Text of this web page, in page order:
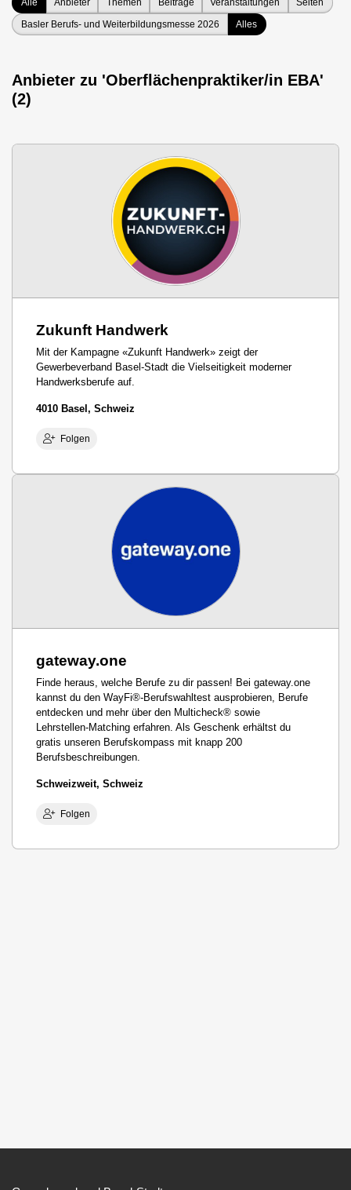
Alle Anbieter Themen Beiträge Veranstaltungen
Seiten
Basler Berufs- und Weiterbildungsmesse 2026
Alles
Anbieter zu 'Oberflächenpraktiker/in EBA'
(2)
Zukunft Handwerk
Mit der Kampagne «Zukunft Handwerk» zeigt der
Gewerbeverband Basel-Stadt die Vielseitigkeit moderner
Handwerksberufe auf.
4010 Basel, Schweiz
Folgen
gateway.one
Finde heraus, welche Berufe zu dir passen! Bei gateway.one
kannst du den WayFi®-Berufswahltest ausprobieren, Berufe
entdecken und mehr über den Multicheck® sowie
Lehrstellen-Matching erfahren. Als Geschenk erhältst du
gratis unseren Berufskompass mit knapp 200
Berufsbeschreibungen.
Schweizweit, Schweiz
Folgen